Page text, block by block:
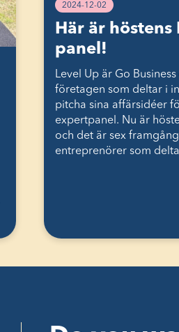
2024-12-02
Här är höstens
panel!
Level Up är Go
företagen som deltar i
pitcha sina affärsidéer
expertpanel. Nu är
och det är sex
entreprenörer som